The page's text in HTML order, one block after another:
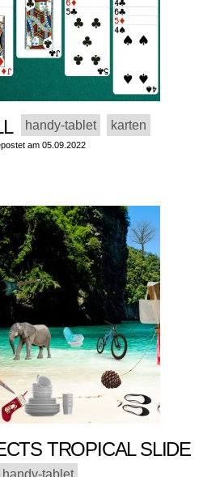
handy-tablet karten
am 05.09.2022
TROPICAL SLIDE
handy-tablet